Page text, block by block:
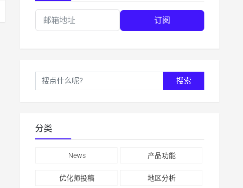
订阅
搜索
分类
News 产品功能
优化师投稿 地区分析